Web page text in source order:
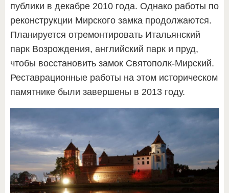
публики в декабре 2010 года. Однако работы по
реконструкции Мирского замка продолжаются.
Планируется отремонтировать Итальянский
парк Возрождения, английский парк и пруд,
чтобы восстановить замок Святополк-Мирский.
Реставрационные работы на этом историческом
памятнике были завершены в 2013 году.